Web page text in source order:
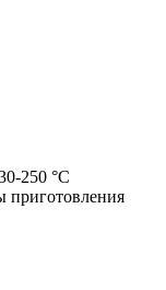
250 °C
приготовления